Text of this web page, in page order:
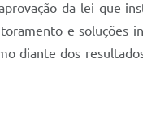
da lei que
e
diante dos